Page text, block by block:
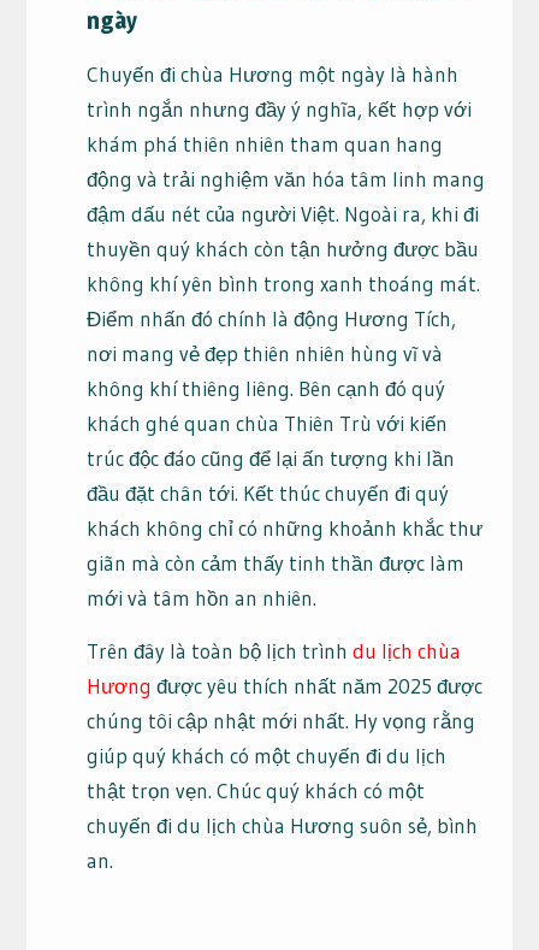
ngày
Chuyến đi chùa Hương một ngày là hành
trình ngắn nhưng đầy ý nghĩa, kết hợp với
khám phá thiên nhiên tham quan hang
động và trải nghiệm văn hóa tâm linh mang
đậm dấu nét của người Việt. Ngoài ra, khi đi
thuyền quý khách còn tận hưởng được bầu
không khí yên bình trong xanh thoáng mát.
Điểm nhấn đó chính là động Hương Tích,
nơi mang vẻ đẹp thiên nhiên hùng vĩ và
không khí thiêng liêng. Bên cạnh đó quý
khách ghé quan chùa Thiên Trù với kiến
trúc độc đáo cũng để lại ấn tượng khi lần
đầu đặt chân tới. Kết thúc chuyến đi quý
khách không chỉ có những khoảnh khắc thư
giãn mà còn cảm thấy tinh thần được làm
mới và tâm hồn an nhiên.
Trên đây là toàn bộ lịch trình du lịch chùa
Hương được yêu thích nhất năm 2025 được
chúng tôi cập nhật mới nhất. Hy vọng rằng
giúp quý khách có một chuyến đi du lịch
thật trọn vẹn. Chúc quý khách có một
chuyến đi du lịch chùa Hương suôn sẻ, bình
an.